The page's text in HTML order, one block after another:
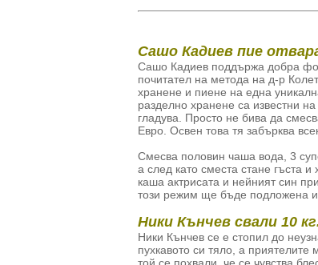
Сашо Кадиев пие
Сашо Кадиев поддържа добра
почитател на метода на д-р
хранене и пиене на една
разделно хранене са известни
гладува. Просто не бива да
Евро. Освен това тя забърква
Смесва половин чаша вода, 3
а след като сместа стане гъста
каша актрисата и нейният син
този режим ще бъде подложена
Ники Кънчев свали 10
Ники Кънчев се е стопил до
пухкавото си тяло, а